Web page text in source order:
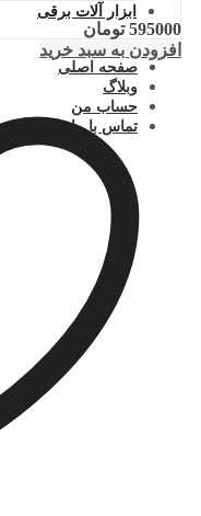
ابزار آلات برقی
صفحه اصلی
وبلاگ
حساب من
تماس با ما
595000 تومان
افزودن به سبد خرید